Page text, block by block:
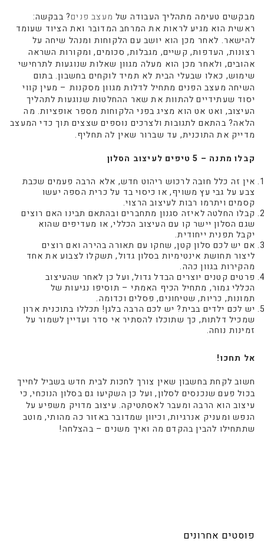
מבקשים טעימה מתהליך העבודה של מעצב פנים? בבקשה:
ראשית הוא מגיע לראות את המרחב המדובר ואת הציוד שעומד
להישאר. לאחר מכן הוא יושב עם הלקוחות ומנהל שיחה על
רצונות, העדפות, קשיים, מגבלות, סכומים, ומקורות השראה
אהובים, ולאחר מכן הוא מעלה מגוון שאלות שנוגעות לתרחישי
שימוש, כאלו שבעלי הבית לא תמיד לוקחים בחשבון. בתום
השיחה מעצב הפנים מתחיל לדלות מגוון מסקנות – מעין קווי
יסוד שעתידיים להתוות את שאר ההחלטות שנוגעות לתהליך
העיצוב, ואט אט הוא מציג בפני הלקוחות מספר אופציות. מה
הלאה? בהתאם לתגובות ולצרכים נוספים שצצים תוך כדי המעצב
מדייק את התוכנית, עד שברור שאין לה תחליף.
קבלו מתנה – 5 טיפים לעיצוב הסלון
אין זה כלל חובה לרכוש ריהוט חדש, אלא הרבה פעמים שכבת
צבע על גבי עץ משויף, או כיסוי בד על כרית הספה יעשו
קסמים ויתרמו רבות לעיצוב הרצוי.
קבלו החלטה לאיזה סגנון מתחברים ובהתאם תבינו האם רוצים
שגם הסלון יישר קו עם העיצוב הכללי, או מעדיפים שהוא
יקבל תפנית ייחודית.
אם יש לכם סלון קטן, שחקו עם תאורה בהירה ואם רוצים
ליצור תחושת אינטימיות בסלון גדול, תשקלו לצבוע את אחד
מהקירות בגוון כהה.
פרטים קטנים יוצרים הבדל גדול, ועל כן לאחר שהעיצוב
הכללי גמור, מתחיל הכיף האמתי – תוסיפו נגיעות של
תמונות, כריות, שטיחונים, פסלים וכדומה.
יש לכם ילדים בבית? יש לכם הרבה בלגן! תכללו בתוכנית ארון
שמכיל דלתות, כך שתוכלו להסתיר אי סדר ועדיין לשמור על
זמינות נוחה.
אל תחכו!
חשוב לקחת בחשבון שאין צורך לחכות לבית חדש בשביל לחייך
בכול פעם שנכנסים לסלון, ועל כן השקיעו גם בסלון הנוכחי, כי
עיצוב הוא הרבה ומעבר לאסתטיקה. עיצוב מדויק משפיע על
הנפש ומעניק אנרגיות, וכיוון שמדובר באזור כה מהותי, מוטב
שתתחילו להבין בהקדם מה ואיך משנים – בהצלחה!
פוסטים אחרונים